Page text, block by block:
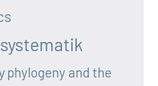
phylogeny and the